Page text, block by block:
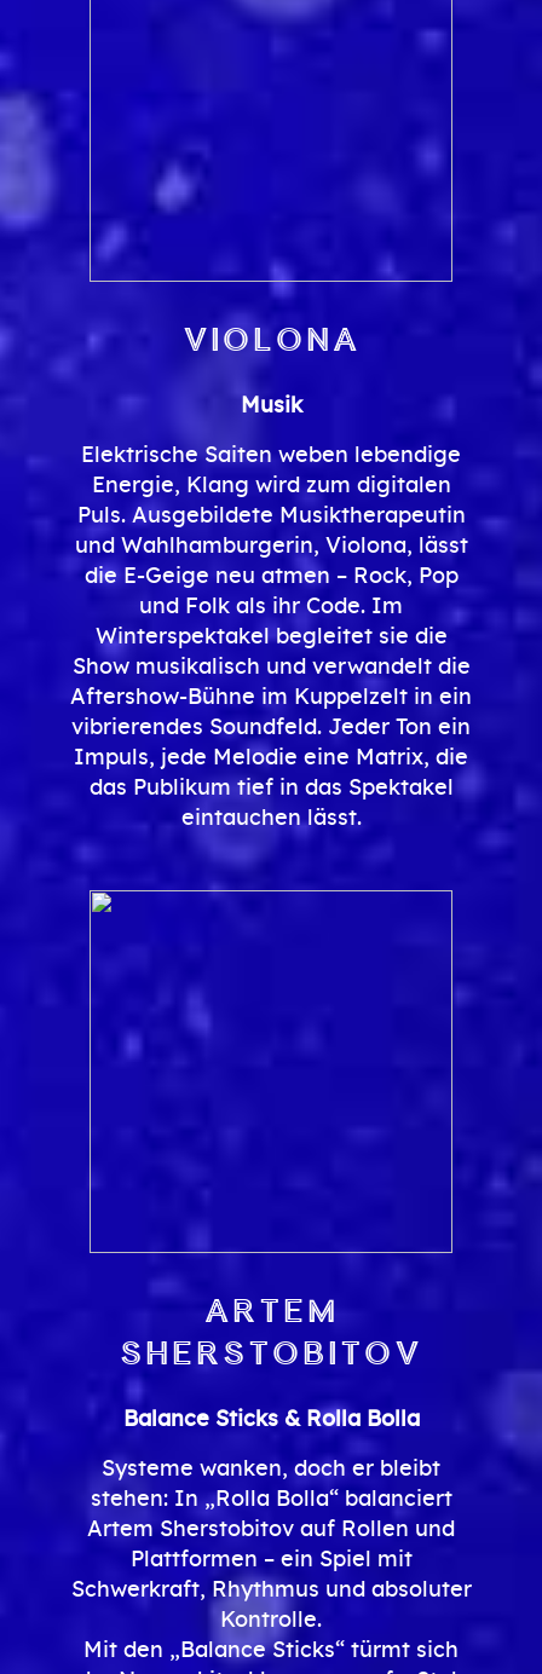
Violona
Musik
Elektrische Saiten weben lebendige
Energie, Klang wird zum digitalen
Puls. Ausgebildete Musiktherapeutin
und Wahlhamburgerin, Violona, lässt
die E-Geige neu atmen – Rock, Pop
und Folk als ihr Code. Im
Winterspektakel begleitet sie die
Show musikalisch und verwandelt die
Aftershow-Bühne im Kuppelzelt in ein
vibrierendes Soundfeld. Jeder Ton ein
Impuls, jede Melodie eine Matrix, die
das Publikum tief in das Spektakel
eintauchen lässt.
Artem
Sherstobitov
Balance Sticks & Rolla Bolla
Systeme wanken, doch er bleibt
stehen: In „Rolla Bolla“ balanciert
Artem Sherstobitov auf Rollen und
Plattformen – ein Spiel mit
Schwerkraft, Rhythmus und absoluter
Kontrolle.
Mit den „Balance Sticks“ türmt sich